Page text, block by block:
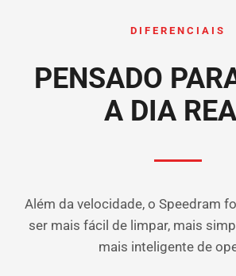
DIFERENCIAIS
PENSADO
A DIA
Além da velocidade, o Speedram
ser mais fácil de limpar, mais
mais inteligente de